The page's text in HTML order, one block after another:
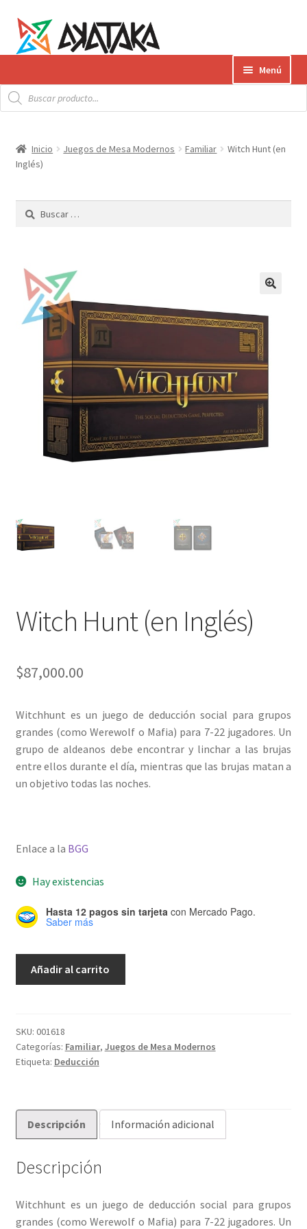
la
navegación
contenido
Menú
Productos
el
hijo
Envíos
AKATAKA BOOKS
Mi cuenta
Búsqueda
de
productos
Inicio Juegos de Mesa Modernos Familiar
Witch Hunt (en
Inglés)
Witch Hunt (en Inglés)
$87,000.00
Witchhunt es un juego de deducción social para grupos
grandes (como Werewolf o Mafia) para 7-22 jugadores. Un
grupo de aldeanos debe encontrar y linchar a las brujas
entre ellos durante el día, mientras que las brujas matan a
un objetivo todas las noches.
Enlace a la BGG
Hay existencias
Hasta 12 pagos sin tarjeta con Mercado Pago.
Saber más
cantidad
Añadir al carrito
SKU: 001618
Categorías: Familiar, Juegos de Mesa Modernos
Etiqueta: Deducción
Descripción Información adicional
Descripción
Witchhunt es un juego de deducción social para grupos
grandes (como Werewolf o Mafia) para 7-22 jugadores. Un
Buscar: